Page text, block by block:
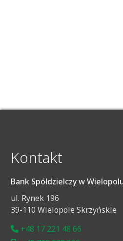
Kontakt
Bank Spółdzielczy w
ul. Rynek 196
39-110 Wielopole Skrzyńskie
+48 17 221 48 66